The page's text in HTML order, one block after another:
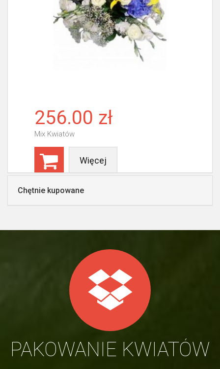
256.00 zł
Mix Kwiatów
Więcej
Chętnie kupowane
PAKOWANIE KWIATÓW